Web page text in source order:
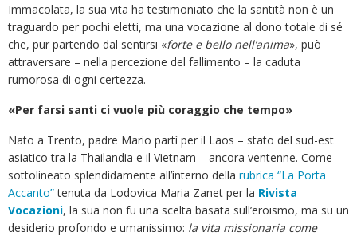
Immacolata, la sua vita ha testimoniato che la santità non è un
traguardo per pochi eletti, ma una vocazione al dono totale di sé
che, pur partendo dal sentirsi «forte e bello nell’anima», può
attraversare – nella percezione del fallimento – la caduta
rumorosa di ogni certezza.
«Per farsi santi ci vuole più coraggio che tempo»
Nato a Trento, padre Mario partì per il Laos – stato del sud-est
asiatico tra la Thailandia e il Vietnam – ancora ventenne. Come
sottolineato splendidamente all’interno della rubrica “La Porta
Accanto”tenuta da Lodovica Maria Zanet per la Rivista
Vocazioni, la sua non fu una scelta basata sull’eroismo, ma su un
desiderio profondo e umanissimo: la vita missionaria come